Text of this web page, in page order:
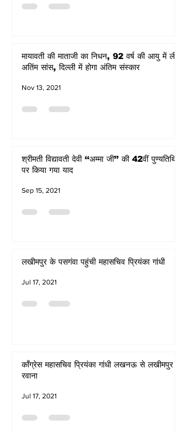
मायावती की माताजी का निधन, 92 वर्ष की आयु में ली
अतिंम सांस, दिल्ली में होगा अंतिम संस्कार
Nov 13, 2021
श्रीमती विद्यावती देवी ‘‘अम्मा जी’’ की 42वीं पुण्यतिथि
पर किया गया याद
Sep 15, 2021
लखीमपुर के पसगंवा पहुंची महासचिव प्रियंका गांधी
Jul 17, 2021
कॉंग्रेस महासचिव प्रियंका गांधी लखनऊ से लखीमपुर
रवाना
Jul 17, 2021